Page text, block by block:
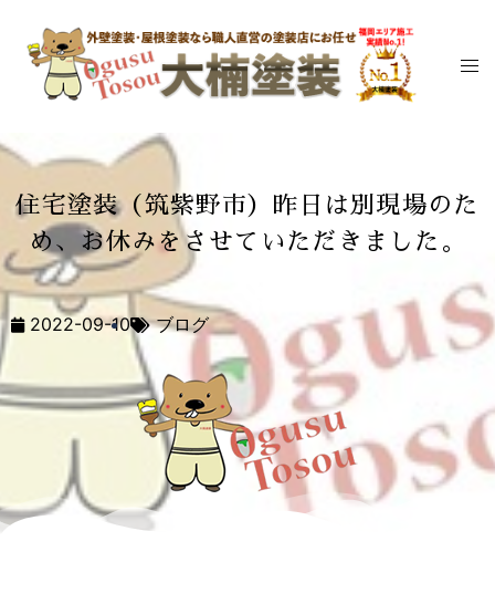
住宅塗装（筑紫野市）昨日は別現場のた
め、お休みをさせていただきました。
2022-09-10 ブログ